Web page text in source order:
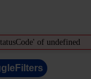
of undefined